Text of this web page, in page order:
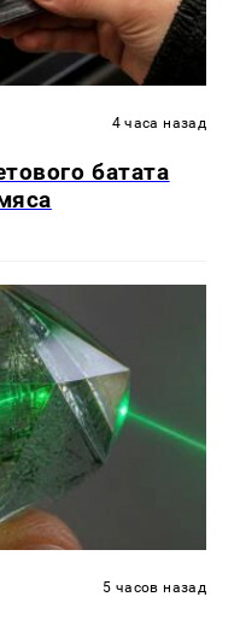
4 часа назад
батата
5 часов назад